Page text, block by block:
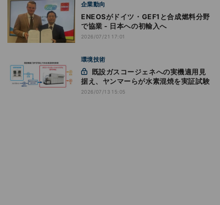
企業動向
ENEOSがドイツ・GEF1と合成燃料分野
で協業 - 日本への初輸入へ
2026/07/21 17:01
環境技術
据え、ヤンマーらが水素混焼を実証試験
2026/07/13 15:05